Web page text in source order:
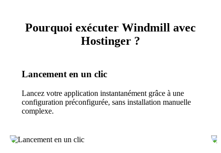
Pourquoi exécuter Windmill avec
Hostinger ?
Lancement en un clic
Lancez votre application instantanément grâce à une
configuration préconfigurée, sans installation manuelle
complexe.